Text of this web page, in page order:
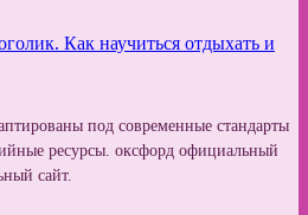
Как научиться отдыхать и
под современные стандарты
ресурсы. оксфорд официальный
сайт.